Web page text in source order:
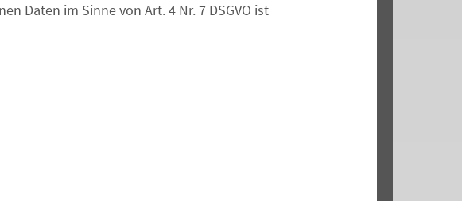
Daten im Sinnevon Art. 4 Nr. 7 DSGVO ist